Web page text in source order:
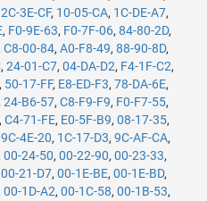
2C-3E-CF, 10-05-CA, 1C-DE-A7,
, F0-9E-63, F0-7F-06, 84-80-2D,
C8-00-84, A0-F8-49, 88-90-8D,
, 24-01-C7, 04-DA-D2, F4-1F-C2,
, 50-17-FF, E8-ED-F3, 78-DA-6E,
24-B6-57, C8-F9-F9, F0-F7-55,
, C4-71-FE, E0-5F-B9, 08-17-35,
9C-4E-20, 1C-17-D3, 9C-AF-CA,
00-24-50, 00-22-90, 00-23-33,
00-21-D7, 00-1E-BE, 00-1E-BD,
00-1D-A2, 00-1C-58, 00-1B-53,